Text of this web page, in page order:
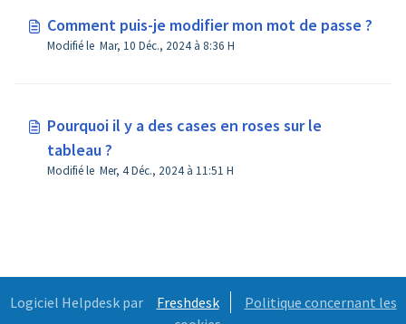
Comment puis-je modifier mon mot de passe ?
Modifié le Mar, 10 Déc., 2024 à 8:36 H
Pourquoi il y a des cases en roses sur le
tableau ?
Modifié le Mer, 4 Déc., 2024 à 11:51 H
Logiciel Helpdesk par Freshdesk
Politique concernant les